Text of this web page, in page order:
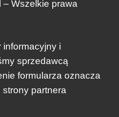
Wszelkie prawa
informacyjny i
sprzedawcą
formularza oznacza
partnera